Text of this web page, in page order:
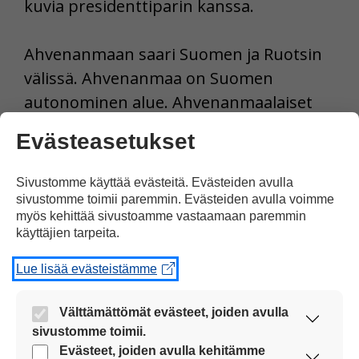
kuvia presidenttiparin kanssa.
Ahvenanmaan saari Suomen ja Ruotsin
välissä. Ahvenanmaa on Suomen
autonominen alue. Ahvenanmaalaiset
Ahvenanmaa on Suomen aluetta.
Tulosta uutinen
Jaa Facebookissa
Evästeasetukset
Sivustomme käyttää evästeitä. Evästeiden avulla
sivustomme toimii paremmin. Evästeiden avulla voimme
myös kehittää sivustoamme vastaamaan paremmin
käyttäjien tarpeita.
Lue lisää evästeistämme
Välttämättömät evästeet, joiden avulla
sivustomme toimii.
Nämä evästeet ovat aina käytössä, jotta
Evästeet, joiden avulla kehitämme